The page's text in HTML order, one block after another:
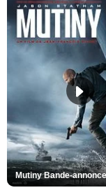
Mutiny Bande-